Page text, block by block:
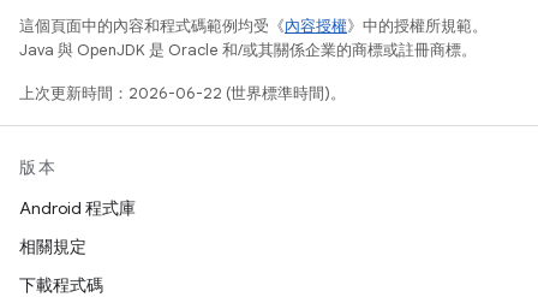
這個頁面中的內容和程式碼範例均受《內容授權》中的授權所規範。
Java 與 OpenJDK 是 Oracle 和/或其關係企業的商標或註冊商標。
上次更新時間：2026-06-22 (世界標準時間)。
版本
Android 程式庫
相關規定
下載程式碼